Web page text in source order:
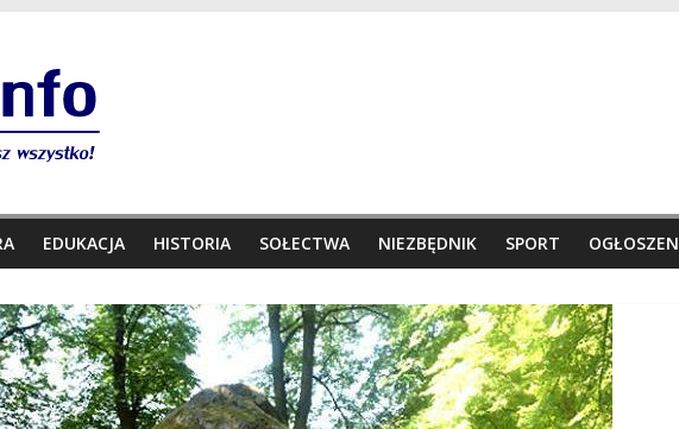
EDUKACJA HISTORIA SOŁECTWA NIEZBĘDNIK SPORT